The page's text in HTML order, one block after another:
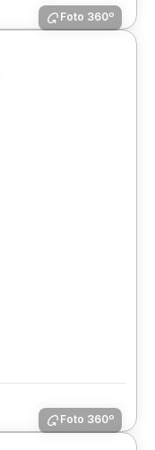
Foto 360º
Foto 360º